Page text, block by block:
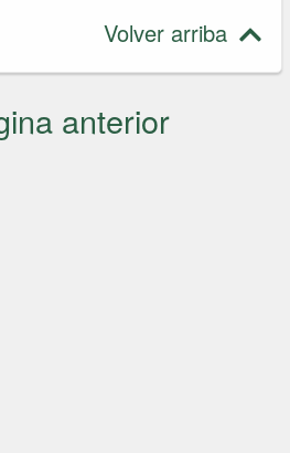
Volver arriba
anterior